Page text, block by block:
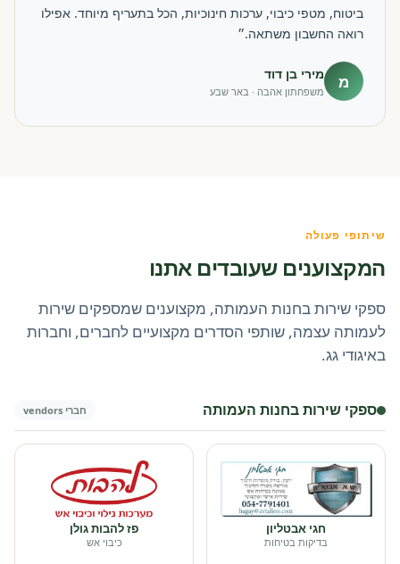
ביטוח, מטפי כיבוי, ערכות חינוכיות, הכל בתעריף מיוחד. אפילו
רואה החשבון משתאה.״
מ מירי בן דוד
משפחתון אהבה · באר שבע
שיתופי פעולה
המקצוענים שעובדים אתנו
ספקי שירות בחנות העמותה, מקצוענים שמספקים שירות
לעמותה עצמה, שותפי הסדרים מקצועיים לחברים, וחברות
באיגודי גג.
ספקי שירות בחנות העמותה חברי vendors
חגי אבטליון
בדיקות בטיחות
פז להבות גולן
כיבוי אש